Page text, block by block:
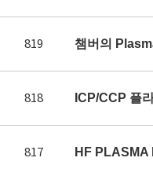
819 챔버의
818 ICP/CCP 플
817 HF PLASMA